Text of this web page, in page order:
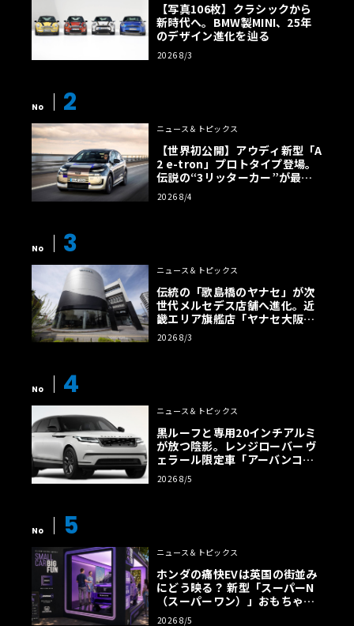
【写真106枚】クラシックから
新時代へ。BMW製MINI、25年
のデザイン進化を辿る
2026 8/3
No 2
ニュース＆トピックス
【世界初公開】アウディ新型「A
2 e-tron」プロトタイプ登場。
伝説の“3リッターカー”が最高
効率エントリーBEVとして復活
【画像38枚】
2026 8/4
No 3
ニュース＆トピックス
伝統の「歌島橋のヤナセ」が次
世代メルセデス店舗へ進化。近
畿エリア旗艦店「ヤナセ大阪支
店」がリニューアル
2026 8/3
No 4
ニュース＆トピックス
黒ルーフと専用20インチアルミ
が放つ陰影。レンジローバー ヴ
ェラール限定車「アーバンコン
トラスト・エディション」登場
2026 8/5
No 5
ニュース＆トピックス
ホンダの痛快EVは英国の街並み
にどう映る？ 新型「スーパーN
（スーパーワン）」おもちゃ箱
ツアーの全貌
2026 8/5